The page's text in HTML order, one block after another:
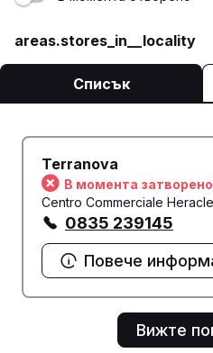
areas.stores_in__locality
Списък
Terranova
В момента
Centro Commerciale
0835 239145
Повече
Вижте